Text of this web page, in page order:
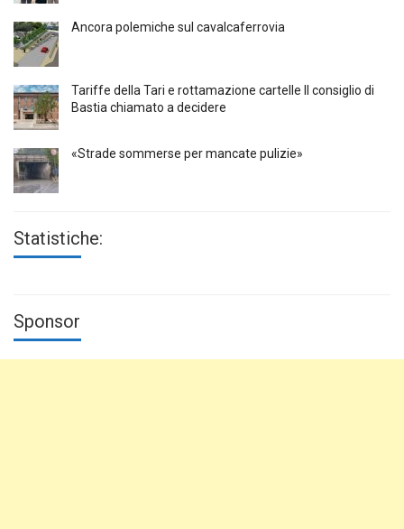
Ancora polemiche sul cavalcaferrovia
Tariffe della Tari e rottamazione cartelle Il consiglio di
Bastia chiamato a decidere
«Strade sommerse per mancate pulizie»
Statistiche:
Sponsor